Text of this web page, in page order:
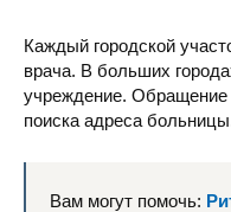
Каждый городской
врача. В больших
учреждение. Обращение
поиска адреса
Вам могут помочь: